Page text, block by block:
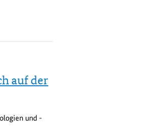
auf der
und -